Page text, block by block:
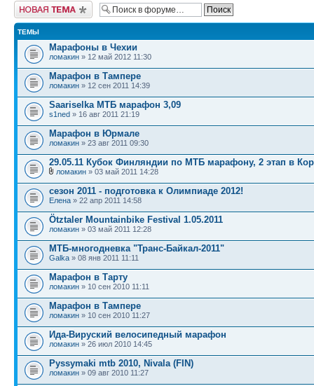
Новая тема
ТЕМЫ
Марафоны в Чехии
ломакин » 12 май 2012 11:30
Марафон в Тампере
ломакин » 12 сен 2011 14:39
Saariselka МТБ марафон 3,09
s1ned » 16 авг 2011 21:19
Марафон в Юрмале
ломакин » 23 авг 2011 09:30
29.05.11 Кубок Финляндии по МТБ марафону, 2 этап в
ломакин » 03 май 2011 14:28
сезон 2011 - подготовка к Олимпиаде 2012!
Елена » 22 апр 2011 14:58
Ötztaler Mountainbike Festival 1.05.2011
ломакин » 03 май 2011 12:28
МТБ-многодневка "Транс-Байкал-2011"
Galka » 08 янв 2011 11:11
Марафон в Тарту
ломакин » 10 сен 2010 11:11
Марафон в Тампере
ломакин » 10 сен 2010 11:27
Ида-Вируский велосипедный марафон
ломакин » 26 июл 2010 14:45
Pyssymaki mtb 2010, Nivala (FIN)
ломакин » 09 авг 2010 11:27